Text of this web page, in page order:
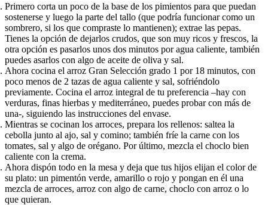
Primero corta un poco de la base de los pimientos para que puedan
sostenerse y luego la parte del tallo (que podría funcionar como un
sombrero, si los que compraste lo mantienen); extrae las pepas.
Tienes la opción de dejarlos crudos, que son muy ricos y frescos, la
otra opción es pasarlos unos dos minutos por agua caliente, también
puedes asarlos con algo de aceite de oliva y sal.​​​​‌ ‍ ​‍​‍‌‍ ‌ ​‍‌‍‍‌‌‍‌ ‌‍‍‌‌‍ ‍​‍​‍​ ‍‍​‍​‍‌ ​ ‌‍​‌‌‍ ‍‌‍‍‌‌ ‌​‌ ‍‌​‍ ‍‌‍‍‌‌‍ ​‍​‍​‍ ​​‍​‍‌‍‍​‌ ​‍‌‍‌‌‌‍‌‍​‍​‍​ ‍‍​‍​‍‌‍‍​‌ ‌​‌ ‌​‌ ​​‌ ​ ​ ‍‍​‍ ​‍ ‌ ‌​‌ ‌‌‌‍​ ‌‍​‌‌ ​​‌‍‌‌‌‍ ​​‍ ‍‌ ​ ‌‍​‌‌‍ ‍‌‍‍‌‌ ‌​‌ ‍‌​‍ ‍‌ ​ ‌ ‌​‌ ‌‌‌‍‌​‌‍‍‌‌‍ ​‍ ‌‍‍‌‌‍ ‍‌ ‌​‌‍‌‌‌‍ ‍‌ ‌​​‍ ‌‍‌‌‌‍‌​‌‍‍‌‌ ‌​​‍ ‌‍ ‌‌‍ ‌‍‌​‌‍‌‌​ ‌‌ ​​‌ ​‍‌‍‌‌‌ ​ ‌‍‌‌‌‍ ‍‌ ‌​‌‍​‌‌ ‌​‌‍‍‌‌‍ ‌‍ ‍​ ‍ ‌‍‍‌‌‍‌​​ ‌‌ ​‍‌‍‌‌‌‍​ ‌‍‍‌‌ ​​‌‍‌‌​‍ ‌​ ‌ ​ ‌ ​ ‌‍​ ‌​​ ‍ ‌ ‌​‌ ‍‌‌ ​​‌‍‌‌​ ‌‌ ​‍‌‍‌‌‌‍​ ‌‍‍‌‌ ​​‌‍‌‌​ ‍ ‌ ​​‌‍​‌‌ ‌​‌‍‍​​ ‌‌‍‍‌‌‍ ‍‌ ​ ‌ ‌​‌ ​‍‌ ‌‌‌‍​ ‌ ‌​‌‍‍‌‌‍ ‌‍ ‍‌ ​ ​‍‌‌​ ‌‌‌​​‍‌‌ ‌‍‍ ‌‍‌‌‌ ‍‌​‍‌‌​ ​ ‌​‌​​‍‌‌​ ​ ‌​‌​​‍‌‌​ ​‍​ ​‍‌‍​‍​ ​ ​ ‍‌​ ​‌​ ‌‍​ ​‍​ ‌‌​ ‌‍‌‍​ ‌‍​‍​ ‌‌​ ‍​​‍‌‌​ ​‍​ ​‍​‍‌‌​ ‌‌‌​‌​​‍ ‍‌‍​ ‌‍‍​‌‍‍‌‌‍ ​‌‍‌​‌ ​‍‌‍‌‌‌‍ ‍​‍‌‌​ ‌‌‌​​‍‌‌ ‌‍‍ ‌‍‌‌‌ ‍‌​‍‌‌​ ​ ‌​‌​​‍‌‌​ ​ ‌​‌​​‍‌‌​ ​‍​ ​‍​ ​​‌‍‌‍‌‍​‌​ ‌‍​ ‍‌​ ‌‌‌‍​ ‌‍‌‌​ ‍​‌‍​ ‌‍​ ‌‍‌‌​‍‌‌​ ​‍​ ​‍​‍‌‌​ ‌‌‌​‌​​‍ ‍‌ ‌​‌‍‌‌‌ ‍​‌ ‌​​ ‌‍​‍‌‍​‌‌ ​ ‌‍‌‌‌‌‌‌‌ ​‍‌‍ ​​ ‌‌‍‍​‌ ‌​‌ ‌​‌ ​​‌ ​ ​‍‌‌​ ​ ‌​​‌​‍‌‌​ ​‍‌​‌‍​‍‌‌​ ​‍‌​‌‍‌ ‌​‌ ‌‌‌‍​ ‌‍​‌‌ ​​‌‍‌‌‌‍ ​​‍ ‍‌ ​ ‌‍​‌‌‍ ‍‌‍‍‌‌ ‌​‌ ‍‌​‍ ‍‌ ​ ‌ ‌​‌ ‌‌‌‍‌​‌‍‍‌‌‍ ​‍‌‍‌‍‍‌‌‍‌​​ ‌‌ ​‍‌‍‌‌‌‍​ ‌‍‍‌‌ ​​‌‍‌‌​‍ ‌​ ‌ ​ ‌ ​ ‌‍​ ‌​​‍‌‍‌ ‌​‌ ‍‌‌ ​​‌‍‌‌​ ‌‌ ​‍‌‍‌‌‌‍​ ‌‍‍‌‌ ​​‌‍‌‌​‍‌‍‌ ​​‌‍​‌‌ ‌​‌‍‍​​ ‌‌‍‍‌‌‍ ‍‌ ​ ‌ ‌​‌ ​‍‌ ‌‌‌‍​ ‌ ‌​‌‍‍‌‌‍ ‌‍ ‍‌ ​ ​‍‌‌​ ‌‌‌​​‍‌‌ ‌‍‍ ‌‍‌‌‌ ‍‌​‍‌‌​ ​ ‌​‌​​‍‌‌​ ​ ‌​‌​​‍‌‌​ ​‍​ ​‍‌‍​‍​ ​ ​ ‍‌​ ​‌​ ‌‍​ ​‍​ ‌‌​ ‌‍‌‍​ ‌‍​‍​ ‌‌​ ‍​​‍‌‌​ ​‍​ ​‍​‍‌‌​ ‌‌‌​‌​​‍ ‍‌‍​ ‌‍‍​‌‍‍‌‌‍ ​‌‍‌​‌ ​‍‌‍‌‌‌‍ ‍​‍‌‌​ ‌‌‌​​‍‌‌ ‌‍‍ ‌‍‌‌‌ ‍‌​‍‌‌​ ​ ‌​‌​​‍‌‌​ ​ ‌​‌​​‍‌‌​ ​‍​ ​‍​ ​​‌‍‌‍‌‍​‌​ ‌‍​ ‍‌​ ‌‌‌‍​ ‌‍‌‌​ ‍​‌‍​ ‌‍​ ‌‍‌‌​‍‌‌​ ​‍​ ​‍​‍‌‌​ ‌‌‌​‌​​‍ ‍‌ ‌​‌‍‌‌‌ ‍​‌ ‌​​‍‌‍‌ ​​‌‍‌‌‌ ​‍‌ ​ ‌ ​​‌‍‌‌‌‍​ ‌ ‌​‌‍‍‌‌ ‌‍‌‍‌‌​ ‌‌ ​​‌ ‌‌‌‍​‍‌‍ ​‌‍‍‌‌ ​ ‌‍‍​‌‍‌‌‌‍‌​​‍​‍‌ ‌
Ahora cocina el arroz Gran Selección grado 1 por 18 minutos, con
poco menos de 2 tazas de agua caliente y sal, sofriéndolo
previamente. Cocina el arroz integral de tu preferencia –hay con
verduras, finas hierbas y mediterráneo, puedes probar con más de
una-, siguiendo las instrucciones del envase.​​​​‌ ‍ ​‍​‍‌‍ ‌ ​‍‌‍‍‌‌‍‌ ‌‍‍‌‌‍ ‍​‍​‍​ ‍‍​‍​‍‌ ​ ‌‍​‌‌‍ ‍‌‍‍‌‌ ‌​‌ ‍‌​‍ ‍‌‍‍‌‌‍ ​‍​‍​‍ ​​‍​‍‌‍‍​‌ ​‍‌‍‌‌‌‍‌‍​‍​‍​ ‍‍​‍​‍‌‍‍​‌ ‌​‌ ‌​‌ ​​‌ ​ ​ ‍‍​‍ ​‍ ‌ ‌​‌ ‌‌‌‍​ ‌‍​‌‌ ​​‌‍‌‌‌‍ ​​‍ ‍‌ ​ ‌‍​‌‌‍ ‍‌‍‍‌‌ ‌​‌ ‍‌​‍ ‍‌ ​ ‌ ‌​‌ ‌‌‌‍‌​‌‍‍‌‌‍ ​‍ ‌‍‍‌‌‍ ‍‌ ‌​‌‍‌‌‌‍ ‍‌ ‌​​‍ ‌‍‌‌‌‍‌​‌‍‍‌‌ ‌​​‍ ‌‍ ‌‌‍ ‌‍‌​‌‍‌‌​ ‌‌ ​​‌ ​‍‌‍‌‌‌ ​ ‌‍‌‌‌‍ ‍‌ ‌​‌‍​‌‌ ‌​‌‍‍‌‌‍ ‌‍ ‍​ ‍ ‌‍‍‌‌‍‌​​ ‌‌ ​‍‌‍‌‌‌‍​ ‌‍‍‌‌ ​​‌‍‌‌​‍ ‌​ ‌ ​ ‌ ​ ‌‍​ ‌​​ ‍ ‌ ‌​‌ ‍‌‌ ​​‌‍‌‌​ ‌‌ ​‍‌‍‌‌‌‍​ ‌‍‍‌‌ ​​‌‍‌‌​ ‍ ‌ ​​‌‍​‌‌ ‌​‌‍‍​​ ‌‌‍‍‌‌‍ ‍‌ ​ ‌ ‌​‌ ​‍‌ ‌‌‌‍​ ‌ ‌​‌‍‍‌‌‍ ‌‍ ‍‌ ​ ​‍‌‌​ ‌‌‌​​‍‌‌ ‌‍‍ ‌‍‌‌‌ ‍‌​‍‌‌​ ​ ‌​‌​​‍‌‌​ ​ ‌​‌​​‍‌‌​ ​‍​ ​‍‌‍​ ​ ​‍‌‍‌​​ ‍‌‌‍‌​‌‍‌‌‌‍​‍​ ‌‍​ ‌‍‌‍​‍‌‍‌‍​ ​‍​‍‌‌​ ​‍​ ​‍​‍‌‌​ ‌‌‌​‌​​‍ ‍‌‍​ ‌‍‍​‌‍‍‌‌‍ ​‌‍‌​‌ ​‍‌‍‌‌‌‍ ‍​‍‌‌​ ‌‌‌​​‍‌‌ ‌‍‍ ‌‍‌‌‌ ‍‌​‍‌‌​ ​ ‌​‌​​‍‌‌​ ​ ‌​‌​​‍‌‌​ ​‍​ ​‍​ ​‍​ ‌​​ ‍‌​ ‌‍‌‍​‍​ ‌‍‌‍‌‍‌‍‌‌​ ​‍‌‍‌‌​ ‍​‌‍​ ​‍‌‌​ ​‍​ ​‍​‍‌‌​ ‌‌‌​‌​​‍ ‍‌ ‌​‌‍‌‌‌ ‍​‌ ‌​​ ‌‍​‍‌‍​‌‌ ​ ‌‍‌‌‌‌‌‌‌ ​‍‌‍ ​​ ‌‌‍‍​‌ ‌​‌ ‌​‌ ​​‌ ​ ​‍‌‌​ ​ ‌​​‌​‍‌‌​ ​‍‌​‌‍​‍‌‌​ ​‍‌​‌‍‌ ‌​‌ ‌‌‌‍​ ‌‍​‌‌ ​​‌‍‌‌‌‍ ​​‍ ‍‌ ​ ‌‍​‌‌‍ ‍‌‍‍‌‌ ‌​‌ ‍‌​‍ ‍‌ ​ ‌ ‌​‌ ‌‌‌‍‌​‌‍‍‌‌‍ ​‍‌‍‌‍‍‌‌‍‌​​ ‌‌ ​‍‌‍‌‌‌‍​ ‌‍‍‌‌ ​​‌‍‌‌​‍ ‌​ ‌ ​ ‌ ​ ‌‍​ ‌​​‍‌‍‌ ‌​‌ ‍‌‌ ​​‌‍‌‌​ ‌‌ ​‍‌‍‌‌‌‍​ ‌‍‍‌‌ ​​‌‍‌‌​‍‌‍‌ ​​‌‍​‌‌ ‌​‌‍‍​​ ‌‌‍‍‌‌‍ ‍‌ ​ ‌ ‌​‌ ​‍‌ ‌‌‌‍​ ‌ ‌​‌‍‍‌‌‍ ‌‍ ‍‌ ​ ​‍‌‌​ ‌‌‌​​‍‌‌ ‌‍‍ ‌‍‌‌‌ ‍‌​‍‌‌​ ​ ‌​‌​​‍‌‌​ ​ ‌​‌​​‍‌‌​ ​‍​ ​‍‌‍​ ​ ​‍‌‍‌​​ ‍‌‌‍‌​‌‍‌‌‌‍​‍​ ‌‍​ ‌‍‌‍​‍‌‍‌‍​ ​‍​‍‌‌​ ​‍​ ​‍​‍‌‌​ ‌‌‌​‌​​‍ ‍‌‍​ ‌‍‍​‌‍‍‌‌‍ ​‌‍‌​‌ ​‍‌‍‌‌‌‍ ‍​‍‌‌​ ‌‌‌​​‍‌‌ ‌‍‍ ‌‍‌‌‌ ‍‌​‍‌‌​ ​ ‌​‌​​‍‌‌​ ​ ‌​‌​​‍‌‌​ ​‍​ ​‍​ ​‍​ ‌​​ ‍‌​ ‌‍‌‍​‍​ ‌‍‌‍‌‍‌‍‌‌​ ​‍‌‍‌‌​ ‍​‌‍​ ​‍‌‌​ ​‍​ ​‍​‍‌‌​ ‌‌‌​‌​​‍ ‍‌ ‌​‌‍‌‌‌ ‍​‌ ‌​​‍‌‍‌ ​​‌‍‌‌‌ ​‍‌ ​ ‌ ​​‌‍‌‌‌‍​ ‌ ‌​‌‍‍‌‌ ‌‍‌‍‌‌​ ‌‌ ​​‌ ‌‌‌‍​‍‌‍ ​‌‍‍‌‌ ​ ‌‍‍​‌‍‌‌‌‍‌​​‍​‍‌ ‌
Mientras se cocinan los arroces, prepara los rellenos: saltea la
cebolla junto al ajo, sal y comino; también fríe la carne con los
tomates, sal y algo de orégano. Por último, mezcla el choclo bien
caliente con la crema.​​​​‌ ‍ ​‍​‍‌‍ ‌ ​‍‌‍‍‌‌‍‌ ‌‍‍‌‌‍ ‍​‍​‍​ ‍‍​‍​‍‌ ​ ‌‍​‌‌‍ ‍‌‍‍‌‌ ‌​‌ ‍‌​‍ ‍‌‍‍‌‌‍ ​‍​‍​‍ ​​‍​‍‌‍‍​‌ ​‍‌‍‌‌‌‍‌‍​‍​‍​ ‍‍​‍​‍‌‍‍​‌ ‌​‌ ‌​‌ ​​‌ ​ ​ ‍‍​‍ ​‍ ‌ ‌​‌ ‌‌‌‍​ ‌‍​‌‌ ​​‌‍‌‌‌‍ ​​‍ ‍‌ ​ ‌‍​‌‌‍ ‍‌‍‍‌‌ ‌​‌ ‍‌​‍ ‍‌ ​ ‌ ‌​‌ ‌‌‌‍‌​‌‍‍‌‌‍ ​‍ ‌‍‍‌‌‍ ‍‌ ‌​‌‍‌‌‌‍ ‍‌ ‌​​‍ ‌‍‌‌‌‍‌​‌‍‍‌‌ ‌​​‍ ‌‍ ‌‌‍ ‌‍‌​‌‍‌‌​ ‌‌ ​​‌ ​‍‌‍‌‌‌ ​ ‌‍‌‌‌‍ ‍‌ ‌​‌‍​‌‌ ‌​‌‍‍‌‌‍ ‌‍ ‍​ ‍ ‌‍‍‌‌‍‌​​ ‌‌ ​‍‌‍‌‌‌‍​ ‌‍‍‌‌ ​​‌‍‌‌​‍ ‌​ ‌ ​ ‌ ​ ‌‍​ ‌​​ ‍ ‌ ‌​‌ ‍‌‌ ​​‌‍‌‌​ ‌‌ ​‍‌‍‌‌‌‍​ ‌‍‍‌‌ ​​‌‍‌‌​ ‍ ‌ ​​‌‍​‌‌ ‌​‌‍‍​​ ‌‌‍‍‌‌‍ ‍‌ ​ ‌ ‌​‌ ​‍‌ ‌‌‌‍​ ‌ ‌​‌‍‍‌‌‍ ‌‍ ‍‌ ​ ​‍‌‌​ ‌‌‌​​‍‌‌ ‌‍‍ ‌‍‌‌‌ ‍‌​‍‌‌​ ​ ‌​‌​​‍‌‌​ ​ ‌​‌​​‍‌‌​ ​‍​ ​‍​ ‍​​ ‌ ​ ​‍‌‍​‌​ ​‌​ ‌‌‌‍‌​‌‍​ ​ ​​​ ‍‌​ ​ ​ ​‌​‍‌‌​ ​‍​ ​‍​‍‌‌​ ‌‌‌​‌​​‍ ‍‌‍​ ‌‍‍​‌‍‍‌‌‍ ​‌‍‌​‌ ​‍‌‍‌‌‌‍ ‍​‍‌‌​ ‌‌‌​​‍‌‌ ‌‍‍ ‌‍‌‌‌ ‍‌​‍‌‌​ ​ ‌​‌​​‍‌‌​ ​ ‌​‌​​‍‌‌​ ​‍​ ​‍​ ​ ​ ‌‌‌‍‌​‌‍‌‍​ ‌‌‌‍​‍‌‍‌​​ ​ ‌‍‌‍​ ​‌‌‍‌‌​ ‌ ​‍‌‌​ ​‍​ ​‍​‍‌‌​ ‌‌‌​‌​​‍ ‍‌ ‌​‌‍‌‌‌ ‍​‌ ‌​​ ‌‍​‍‌‍​‌‌ ​ ‌‍‌‌‌‌‌‌‌ ​‍‌‍ ​​ ‌‌‍‍​‌ ‌​‌ ‌​‌ ​​‌ ​ ​‍‌‌​ ​ ‌​​‌​‍‌‌​ ​‍‌​‌‍​‍‌‌​ ​‍‌​‌‍‌ ‌​‌ ‌‌‌‍​ ‌‍​‌‌ ​​‌‍‌‌‌‍ ​​‍ ‍‌ ​ ‌‍​‌‌‍ ‍‌‍‍‌‌ ‌​‌ ‍‌​‍ ‍‌ ​ ‌ ‌​‌ ‌‌‌‍‌​‌‍‍‌‌‍ ​‍‌‍‌‍‍‌‌‍‌​​ ‌‌ ​‍‌‍‌‌‌‍​ ‌‍‍‌‌ ​​‌‍‌‌​‍ ‌​ ‌ ​ ‌ ​ ‌‍​ ‌​​‍‌‍‌ ‌​‌ ‍‌‌ ​​‌‍‌‌​ ‌‌ ​‍‌‍‌‌‌‍​ ‌‍‍‌‌ ​​‌‍‌‌​‍‌‍‌ ​​‌‍​‌‌ ‌​‌‍‍​​ ‌‌‍‍‌‌‍ ‍‌ ​ ‌ ‌​‌ ​‍‌ ‌‌‌‍​ ‌ ‌​‌‍‍‌‌‍ ‌‍ ‍‌ ​ ​‍‌‌​ ‌‌‌​​‍‌‌ ‌‍‍ ‌‍‌‌‌ ‍‌​‍‌‌​ ​ ‌​‌​​‍‌‌​ ​ ‌​‌​​‍‌‌​ ​‍​ ​‍​ ‍​​ ‌ ​ ​‍‌‍​‌​ ​‌​ ‌‌‌‍‌​‌‍​ ​ ​​​ ‍‌​ ​ ​ ​‌​‍‌‌​ ​‍​ ​‍​‍‌‌​ ‌‌‌​‌​​‍ ‍‌‍​ ‌‍‍​‌‍‍‌‌‍ ​‌‍‌​‌ ​‍‌‍‌‌‌‍ ‍​‍‌‌​ ‌‌‌​​‍‌‌ ‌‍‍ ‌‍‌‌‌ ‍‌​‍‌‌​ ​ ‌​‌​​‍‌‌​ ​ ‌​‌​​‍‌‌​ ​‍​ ​‍​ ​ ​ ‌‌‌‍‌​‌‍‌‍​ ‌‌‌‍​‍‌‍‌​​ ​ ‌‍‌‍​ ​‌‌‍‌‌​ ‌ ​‍‌‌​ ​‍​ ​‍​‍‌‌​ ‌‌‌​‌​​‍ ‍‌ ‌​‌‍‌‌‌ ‍​‌ ‌​​‍‌‍‌ ​​‌‍‌‌‌ ​‍‌ ​ ‌ ​​‌‍‌‌‌‍​ ‌ ‌​‌‍‍‌‌ ‌‍‌‍‌‌​ ‌‌ ​​‌ ‌‌‌‍​‍‌‍ ​‌‍‍‌‌ ​ ‌‍‍​‌‍‌‌‌‍‌​​‍​‍‌ ‌
Ahora dispón todo en la mesa y deja que tus hijos elijan el color de
su plato: un pimentón verde, amarillo o rojo y pongan en él una
mezcla de arroces, arroz con algo de carne, choclo con arroz o lo
que quieran.​​​​‌ ‍ ​‍​‍‌‍ ‌ ​‍‌‍‍‌‌‍‌ ‌‍‍‌‌‍ ‍​‍​‍​ ‍‍​‍​‍‌ ​ ‌‍​‌‌‍ ‍‌‍‍‌‌ ‌​‌ ‍‌​‍ ‍‌‍‍‌‌‍ ​‍​‍​‍ ​​‍​‍‌‍‍​‌ ​‍‌‍‌‌‌‍‌‍​‍​‍​ ‍‍​‍​‍‌‍‍​‌ ‌​‌ ‌​‌ ​​‌ ​ ​ ‍‍​‍ ​‍ ‌ ‌​‌ ‌‌‌‍​ ‌‍​‌‌ ​​‌‍‌‌‌‍ ​​‍ ‍‌ ​ ‌‍​‌‌‍ ‍‌‍‍‌‌ ‌​‌ ‍‌​‍ ‍‌ ​ ‌ ‌​‌ ‌‌‌‍‌​‌‍‍‌‌‍ ​‍ ‌‍‍‌‌‍ ‍‌ ‌​‌‍‌‌‌‍ ‍‌ ‌​​‍ ‌‍‌‌‌‍‌​‌‍‍‌‌ ‌​​‍ ‌‍ ‌‌‍ ‌‍‌​‌‍‌‌​ ‌‌ ​​‌ ​‍‌‍‌‌‌ ​ ‌‍‌‌‌‍ ‍‌ ‌​‌‍​‌‌ ‌​‌‍‍‌‌‍ ‌‍ ‍​ ‍ ‌‍‍‌‌‍‌​​ ‌‌ ​‍‌‍‌‌‌‍​ ‌‍‍‌‌ ​​‌‍‌‌​‍ ‌​ ‌ ​ ‌ ​ ‌‍​ ‌​​ ‍ ‌ ‌​‌ ‍‌‌ ​​‌‍‌‌​ ‌‌ ​‍‌‍‌‌‌‍​ ‌‍‍‌‌ ​​‌‍‌‌​ ‍ ‌ ​​‌‍​‌‌ ‌​‌‍‍​​ ‌‌‍‍‌‌‍ ‍‌ ​ ‌ ‌​‌ ​‍‌ ‌‌‌‍​ ‌ ‌​‌‍‍‌‌‍ ‌‍ ‍‌ ​ ​‍‌‌​ ‌‌‌​​‍‌‌ ‌‍‍ ‌‍‌‌‌ ‍‌​‍‌‌​ ​ ‌​‌​​‍‌‌​ ​ ‌​‌​​‍‌‌​ ​‍​ ​‍​ ​ ​ ‌​​ ‌‍​ ‍​​ ‌‌​ ‌ ‌‍​‍​ ​​​ ​ ‌‍​ ​ ​​​ ​​​‍‌‌​ ​‍​ ​‍​‍‌‌​ ‌‌‌​‌​​‍ ‍‌‍​ ‌‍‍​‌‍‍‌‌‍ ​‌‍‌​‌ ​‍‌‍‌‌‌‍ ‍​‍‌‌​ ‌‌‌​​‍‌‌ ‌‍‍ ‌‍‌‌‌ ‍‌​‍‌‌​ ​ ‌​‌​​‍‌‌​ ​ ‌​‌​​‍‌‌​ ​‍​ ​‍​ ​​​ ‌ ​ ​ ​ ​‍‌‍​‍​ ​​​ ‌ ​ ‌ ‌‍‌‍​ ‌ ‌‍‌​‌‍‌​​‍‌‌​ ​‍​ ​‍​‍‌‌​ ‌‌‌​‌​​‍ ‍‌ ‌​‌‍‌‌‌ ‍​‌ ‌​​ ‌‍​‍‌‍​‌‌ ​ ‌‍‌‌‌‌‌‌‌ ​‍‌‍ ​​ ‌‌‍‍​‌ ‌​‌ ‌​‌ ​​‌ ​ ​‍‌‌​ ​ ‌​​‌​‍‌‌​ ​‍‌​‌‍​‍‌‌​ ​‍‌​‌‍‌ ‌​‌ ‌‌‌‍​ ‌‍​‌‌ ​​‌‍‌‌‌‍ ​​‍ ‍‌ ​ ‌‍​‌‌‍ ‍‌‍‍‌‌ ‌​‌ ‍‌​‍ ‍‌ ​ ‌ ‌​‌ ‌‌‌‍‌​‌‍‍‌‌‍ ​‍‌‍‌‍‍‌‌‍‌​​ ‌‌ ​‍‌‍‌‌‌‍​ ‌‍‍‌‌ ​​‌‍‌‌​‍ ‌​ ‌ ​ ‌ ​ ‌‍​ ‌​​‍‌‍‌ ‌​‌ ‍‌‌ ​​‌‍‌‌​ ‌‌ ​‍‌‍‌‌‌‍​ ‌‍‍‌‌ ​​‌‍‌‌​‍‌‍‌ ​​‌‍​‌‌ ‌​‌‍‍​​ ‌‌‍‍‌‌‍ ‍‌ ​ ‌ ‌​‌ ​‍‌ ‌‌‌‍​ ‌ ‌​‌‍‍‌‌‍ ‌‍ ‍‌ ​ ​‍‌‌​ ‌‌‌​​‍‌‌ ‌‍‍ ‌‍‌‌‌ ‍‌​‍‌‌​ ​ ‌​‌​​‍‌‌​ ​ ‌​‌​​‍‌‌​ ​‍​ ​‍​ ​ ​ ‌​​ ‌‍​ ‍​​ ‌‌​ ‌ ‌‍​‍​ ​​​ ​ ‌‍​ ​ ​​​ ​​​‍‌‌​ ​‍​ ​‍​‍‌‌​ ‌‌‌​‌​​‍ ‍‌‍​ ‌‍‍​‌‍‍‌‌‍ ​‌‍‌​‌ ​‍‌‍‌‌‌‍ ‍​‍‌‌​ ‌‌‌​​‍‌‌ ‌‍‍ ‌‍‌‌‌ ‍‌​‍‌‌​ ​ ‌​‌​​‍‌‌​ ​ ‌​‌​​‍‌‌​ ​‍​ ​‍​ ​​​ ‌ ​ ​ ​ ​‍‌‍​‍​ ​​​ ‌ ​ ‌ ‌‍‌‍​ ‌ ‌‍‌​‌‍‌​​‍‌‌​ ​‍​ ​‍​‍‌‌​ ‌‌‌​‌​​‍ ‍‌ ‌​‌‍‌‌‌ ‍​‌ ‌​​‍‌‍‌ ​​‌‍‌‌‌ ​‍‌ ​ ‌ ​​‌‍‌‌‌‍​ ‌ ‌​‌‍‍‌‌ ‌‍‌‍‌‌​ ‌‌ ​​‌ ‌‌‌‍​‍‌‍ ​‌‍‍‌‌ ​ ‌‍‍​‌‍‌‌‌‍‌​​‍​‍‌ ‌